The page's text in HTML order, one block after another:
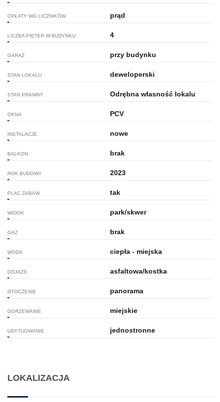
OPŁATY WG LICZNIKÓW prąd
LICZBA PIĘTER W BUDYNKU 4
GARAŻ przy budynku
STAN LOKALU deweloperski
STAN PRAWNY Odrębna własność lokalu
OKNA PCV
INSTALACJE nowe
BALKON brak
ROK BUDOWY 2023
PLAC ZABAW tak
WIDOK park/skwer
GAZ brak
WODA ciepła - miejska
DOJAZD asfaltowa/kostka
OTOCZENIE panorama
OGRZEWANIE miejskie
USYTUOWANIE jednostronne
LOKALIZACJA